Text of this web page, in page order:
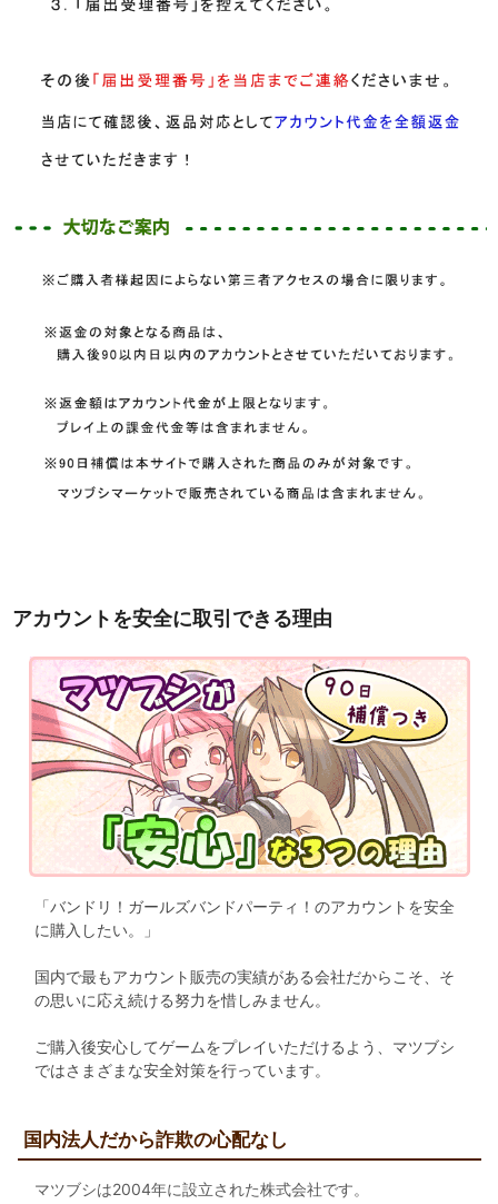
アカウントを安全に取引できる理由
「バンドリ！ガールズバンドパーティ！のアカウントを安全
に購入したい。」
国内で最もアカウント販売の実績がある会社だからこそ、そ
の思いに応え続ける努力を惜しみません。
ご購入後安心してゲームをプレイいただけるよう、マツブシ
ではさまざまな安全対策を行っています。
国内法人だから詐欺の心配なし
マツブシは2004年に設立された株式会社です。